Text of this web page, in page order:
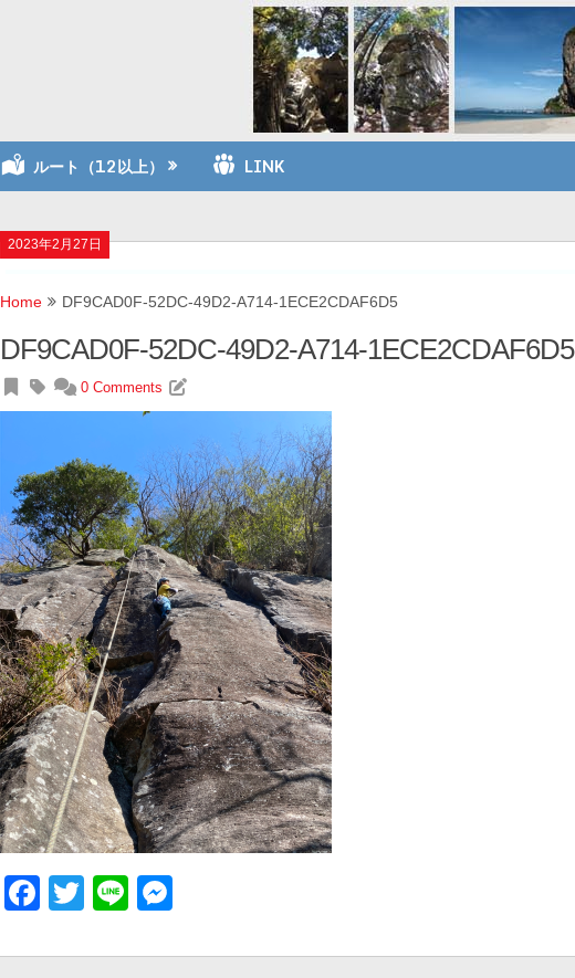
ルート（12以上） LINK
2023年2月27日
Home DF9CAD0F-52DC-49D2-A714-1ECE2CDAF6D5
DF9CAD0F-52DC-49D2-A714-1ECE2CDAF6D5
0 Comments
Facebook
Twitter
Line